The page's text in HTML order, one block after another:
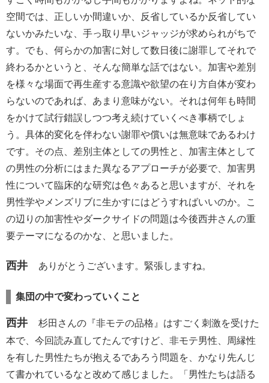
空間では、正しいか間違いか、反省しているか反省してい
ないかみたいな、手っ取り早いジャッジが求められがちで
す。でも、何らかの加害に対して数日後に謝罪してそれで
終わるかというと、そんな簡単な話ではない。加害や差別
を様々な場面で再生産する意識や欲望の在り方自体が変わ
らないのであれば、あまり意味がない。それは何年も時間
をかけて試行錯誤しつつ考え続けていくべき事柄でしょ
う。具体的変化を伴わない謝罪や償いは無意味であるわけ
です。その点、差別主体としての男性と、加害主体として
の男性の分析にはまた異なるアプローチが必要で、加害男
性について臨床的な研究は色々あると思いますが、それを
男性学やメンズリブに生かすにはどうすればいいのか。こ
の辺りの加害性やダークサイドの問題は今後西井さんの重
要テーマになるのかな、と思いました。
西井 ありがとうございます。緊張しますね。
集団の中で変わっていくこと
西井 杉田さんの『非モテの品格』はすごく刺激を受けた
本で、今回読み直してたんですけど、非モテ男性、周縁性
を有した男性たちが抱えるであろう問題を、かなり先んじ
て書かれているなと改めて感じました。「男性たちは語る